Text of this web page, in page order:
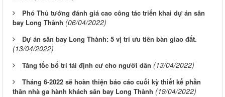
Phó Thủ tướng đánh giá cao công tác triển khai dự án sân
bay Long Thành (06/04/2022)
Dự án sân bay Long Thành: 5 vị trí ưu tiên bàn giao đất.
(13/04/2022)
Tăng tốc bố trí tái định cư cho người dân (13/04/2022)
Tháng 6-2022 sẽ hoàn thiện báo cáo cuối kỳ thiết kế phần
thân nhà ga hành khách sân bay Long Thành (19/04/2022)